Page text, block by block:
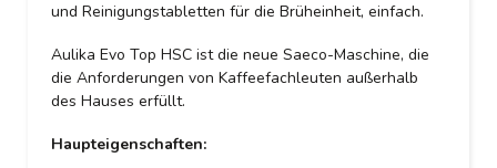
und Reinigungstabletten für die Brüheinheit, einfach.
Aulika Evo Top HSC ist die neue Saeco-Maschine, die
die Anforderungen von Kaffeefachleuten außerhalb
des Hauses erfüllt.
Haupteigenschaften: